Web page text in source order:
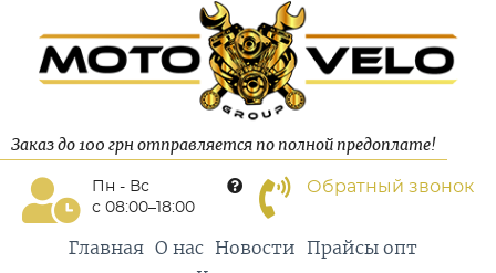
Заказ до 100 грн отправляется по полной предоплате!
Пн - Вс
с 08:00–18:00
Обратный звонок
Главная О нас Новости
Прайсы опт